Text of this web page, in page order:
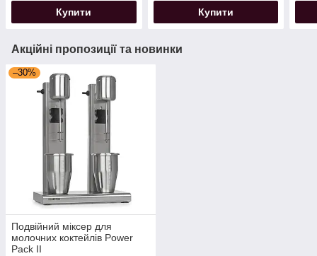
Купити Купити
Акційні пропозиції та новинки
–30%
Подвійний міксер для
молочних коктейлів Power
Pack II